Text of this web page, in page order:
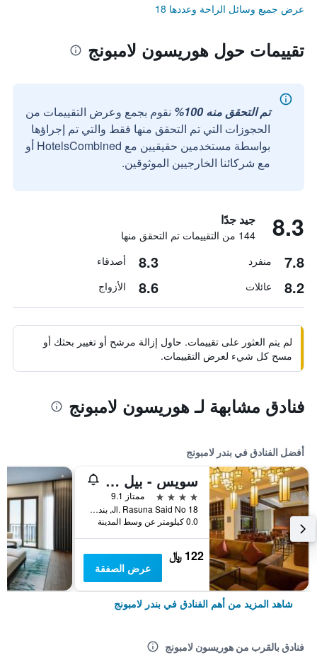
عرض جميع وسائل الراحة وعددها 18
تقييمات حول هوريسون لامبونج
تم التحقق منه 100%
نقوم بجمع وعرض التقييمات من
الحجوزات التي تم التحقق منها فقط والتي تم إجراؤها
بواسطة مستخدمين حقيقيين مع HotelsCombined أو
مع شركائنا الخارجيين الموثوقين.
8.3 جيد جدًا
144 من التقييمات تم التحقق منها
7.8 منفرد 8.3 أصدقاء
8.2 عائلات 8.6 الأزواج
لم يتم العثور على تقييمات. حاول إزالة مرشح أو تغيير بحثك أو
مسح كل شيء لعرض التقييمات.
فنادق مشابهة لـ هوريسون لامبونج
أفضل الفنادق في بندر لامبونج
سويس - بيل هوتل لامبونج
4 نجوم
ممتاز 9.1
Jl. Rasuna Said No 18, بندر لامبونج, إندونيسيا
0.0 كيلومتر عن وسط المدينة
122 ﷼
عرض الصفقة
شاهد المزيد من أهم الفنادق في بندر لامبونج
فنادق بالقرب من هوريسون لامبونج